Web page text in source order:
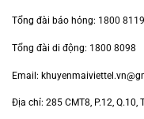
Tổng đài báo hỏng: 1800 8119
Tổng đài di động: 1800 8098
Email:
Địa chỉ: 285 CMT8, P.12, Q.10,